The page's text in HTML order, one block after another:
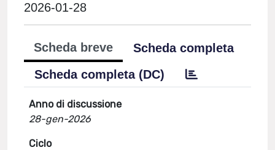
2026-01-28
Scheda breve
Scheda completa
Scheda completa (DC)
Anno di discussione
28-gen-2026
Ciclo